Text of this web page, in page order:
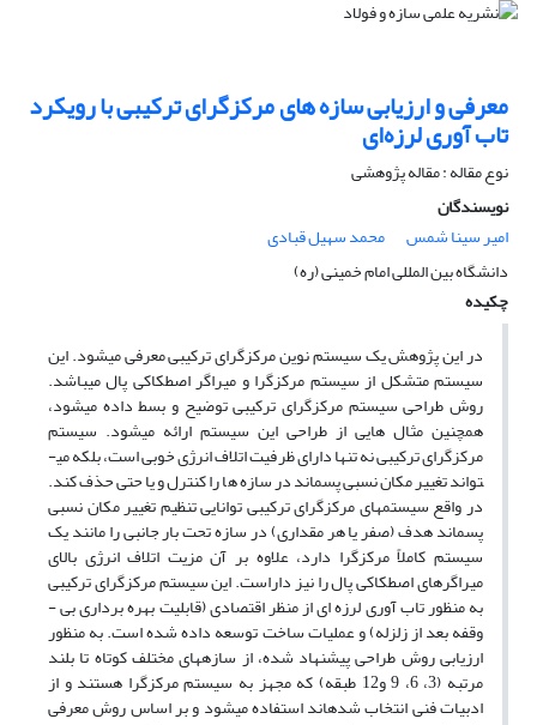
معرفی و ارزیابی سازه های مرکزگرای ترکیبی با رویکرد
تاب آوری لرزه‌ای
نوع مقاله : مقاله پژوهشی
نویسندگان
امیر سینا شمس
محمد سهیل قبادی
دانشگاه بین المللی امام خمینی (ره)
چکیده
در این پژوهش یک سیستم نوین مرکزگرای ترکیبی معرفی می­شود. این
سیستم متشکل از سیستم مرکزگرا و میراگر اصطکاکی پال می­باشد.
روش طراحی سیستم مرکزگرای ترکیبی توضیح و بسط داده می­شود،
همچنین مثال­ هایی از طراحی این سیستم ارائه می­شود. سیستم
مرکزگرای ترکیبی نه تنها دارای ظرفیت اتلاف انرژی خوبی است، بلکه می­
تواند تغییر مکان نسبی پسماند در سازه­ ها را کنترل و یا حتی حذف کند.
در واقع سیستم­های مرکزگرای ترکیبی توانایی تنظیم تغییر مکان نسبی
پسماند هدف (صفر یا هر مقداری) در سازه تحت بار جانبی را مانند یک
سیستم کاملاً مرکزگرا دارد، علاوه بر آن مزیت اتلاف انرژی بالای
میراگرهای اصطکاکی پال را نیز داراست. این سیستم مرکزگرای ترکیبی
به منظور تاب­ آوری لرزه ­ای از منظر اقتصادی (قابلیت بهره­ برداری بی ­
وقفه بعد از زلزله) و عملیات ساخت توسعه داده شده است. به منظور
ارزیابی روش طراحی پیشنهاد شده، از سازه­های مختلف کوتاه تا بلند
مرتبه (3، 6، 9 و12 طبقه) که مجهز به سیستم مرکزگرا هستند و از
ادبیات فنی انتخاب شده­اند استفاده می­شود و بر اساس روش معرفی